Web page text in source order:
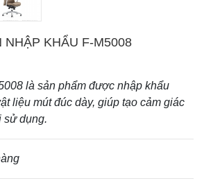
NHẬP KHẨU F-M5008
là sản phẩm được nhập khẩu
liệu mút đúc dày, giúp tạo cảm giác
sử dụng.